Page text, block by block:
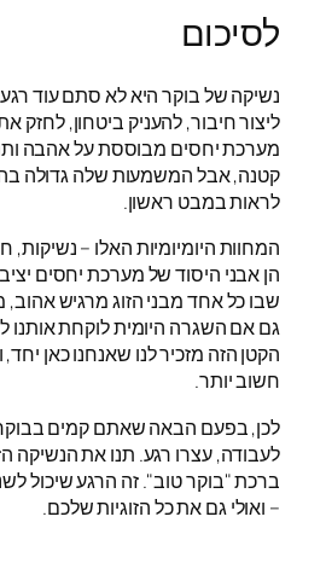
לסיכום
נשיקה של בוקר היא לא סתם עוד
ליצור חיבור, להעניק ביטחון, לחזק
מערכת יחסים מבוססת על אהבה
קטנה, אבל המשמעות שלה גדולה
לראות במבט ראשון.
המחוות היומיומיות האלו – נשיקות,
הן אבני היסוד של מערכת יחסים
שבו כל אחד מבני הזוג מרגיש
גם אם השגרה היומית לוקחת אותנו
הקטן הזה מזכיר לנו שאנחנו כאן
חשוב יותר.
לכן, בפעם הבאה שאתם קמים
לעבודה, עצרו רגע. תנו את הנשיקה
ברכת "בוקר טוב". זה הרגע שיכול
– ואולי גם את כל הזוגיות שלכם.